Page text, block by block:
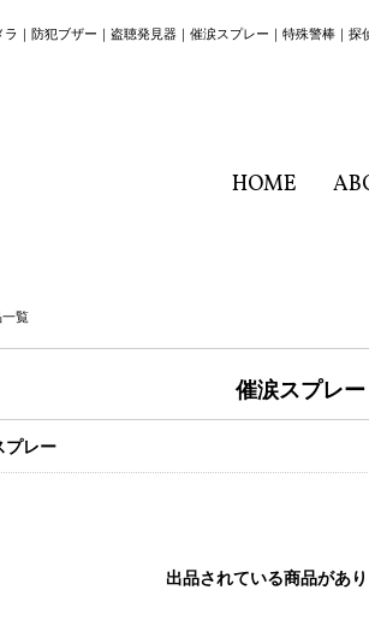
｜防犯ブザー｜盗聴発見器｜催涙スプレー｜特殊警棒｜
HOME
一覧
催涙スプレー
プレー
出品されている商品があり